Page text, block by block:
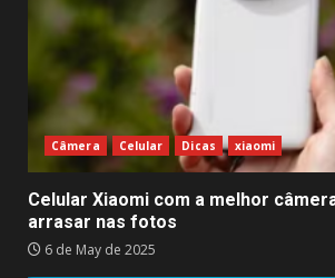
Câmera Celular Dicas xiaomi
Celular Xiaomi com a melhor
arrasar nas fotos
6 de May de 2025